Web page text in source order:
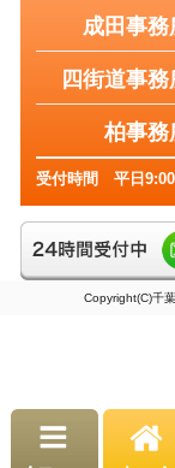
成田事務
四街道事務
柏事務
受付時間 平日9:00
Copyright(C)千